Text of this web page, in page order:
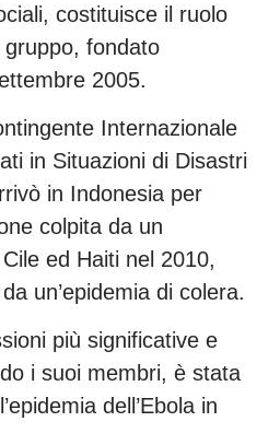
costituisce il ruolo
fondato
2005.
Internazionale
in Situazioni di Disastri
in Indonesia per
colpita da un
ed Haiti nel 2010,
un’epidemia di colera.
più significative e
i suoi membri, è stata
dell’Ebola in